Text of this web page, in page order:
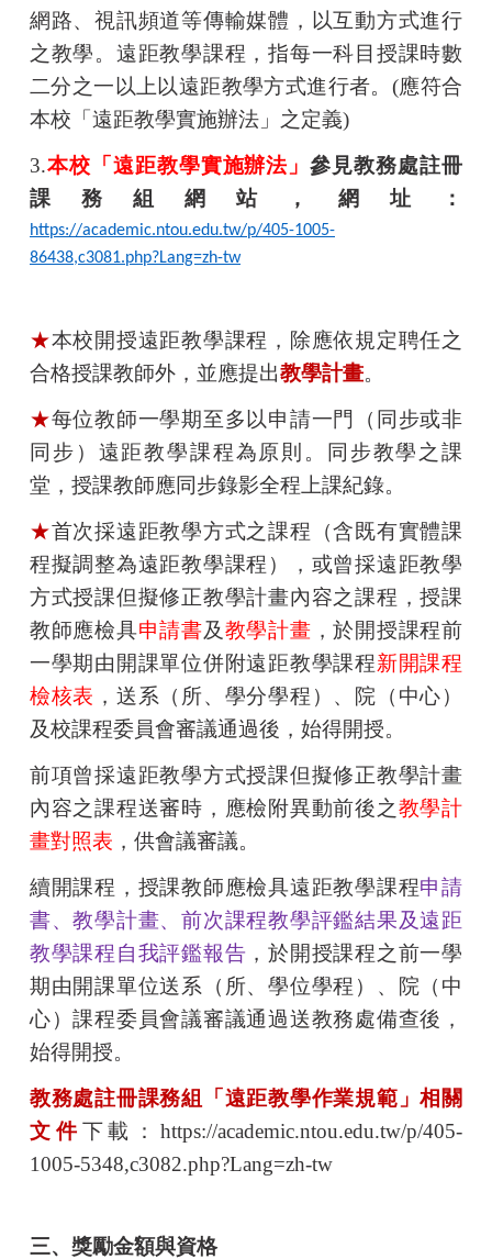
網路、視訊頻道等傳輸媒體，以互動方式進行
之教學。遠距教學課程，指每一科目授課時數
二分之一以上以遠距教學方式進行者。 (應符合
本校「遠距教學實施辦法」之定義)
3.本校「遠距教學實施辦法」參見教務處註冊
課務組網站，網址：
https://academic.ntou.edu.tw/p/405-1005-
86438,c3081.php?Lang=zh-tw
★本校開授遠距教學課程，除應依規定聘任之
合格授課教師外，並應提出教學計畫。
★每位教師一學期至多以申請一門（同步或非
同步）遠距教學課程為原則。同步教學之課
堂，授課教師應同步錄影全程上課紀錄。
★首次採遠距教學方式之課程（含既有實體課
程擬調整為遠距教學課程），或曾採遠距教學
方式授課但擬修正教學計畫內容之課程，授課
教師應檢具申請書及教學計畫 ，於開授課程前
一學期由開課單位併附遠距教學課程新開課程
檢核表 ，送系（所、學分學程）、院（中心）
及校課程委員會審議通過後，始得開授。
前項曾採遠距教學方式授課但擬修正教學計畫
內容之課程送審時，應檢附異動前後之教學計
畫對照表 ，供會議審議。
續開課程，授課教師應檢具遠距教學課程申請
書、教學計畫、前次課程教學評鑑結果及遠距
教學課程自我評鑑報告 ，於開授課程之前一學
期由開課單位送系（所、學位學程）、院（中
心）課程委員會議審議通過送教務處備查後，
始得開授。
教務處註冊課務組「遠距教學作業規範」相關
文件 下載：https://academic.ntou.edu.tw/p/405-
1005-5348,c3082.php?Lang=zh-tw
三、獎勵金額與資格